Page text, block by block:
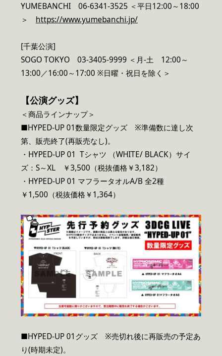
YUMEBANCHI 06-6341-3525 ＜平日12:00～18:00
＞ https://www.yumebanchi.jp/
[千葉公演]
SOGO TOKYO 03-3405-9999 ＜月-土 12:00～
13:00／16:00～17:00 ※日曜・祝日を除く＞
【公演グッズ】
＜商品ラインナップ＞
■HYPED-UP 01数量限定グッズ ※準備数に達し次
第、販売終了(再販売なし)。
・HYPED-UP 01 Tシャツ （WHITE/ BLACK）サイ
ズ：S～XL ￥3,500（税抜価格￥3,182）
・HYPED-UP 01 マフラータオルA/B 全2種
￥1,500（税抜価格￥1,364）
■HYPED-UP 01グッズ ※売切れ後に再販売の予定あ
り(時期未定)。